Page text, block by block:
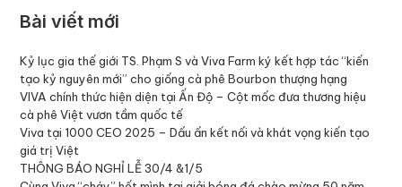
Bài viết mới
Kỷ lục gia thế giới TS. Phạm S và Viva Farm ký kết hợp tác “kiến
tạo kỷ nguyên mới” cho giống cà phê Bourbon thượng hạng
VIVA chính thức hiện diện tại Ấn Độ – Cột mốc đưa thương hiệu
cà phê Việt vươn tầm quốc tế
Viva tại 1000 CEO 2025 – Dấu ấn kết nối và khát vọng kiến tạo
giá trị Việt
THÔNG BÁO NGHỈ LỄ 30/4 &1/5